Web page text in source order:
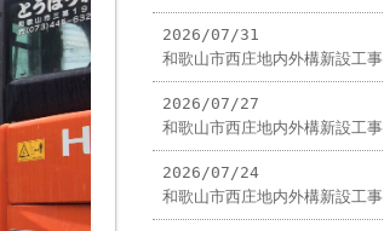
2026/07/31
和歌山市西庄地内外構新設工事
2026/07/27
和歌山市西庄地内外構新設工事
2026/07/24
和歌山市西庄地内外構新設工事